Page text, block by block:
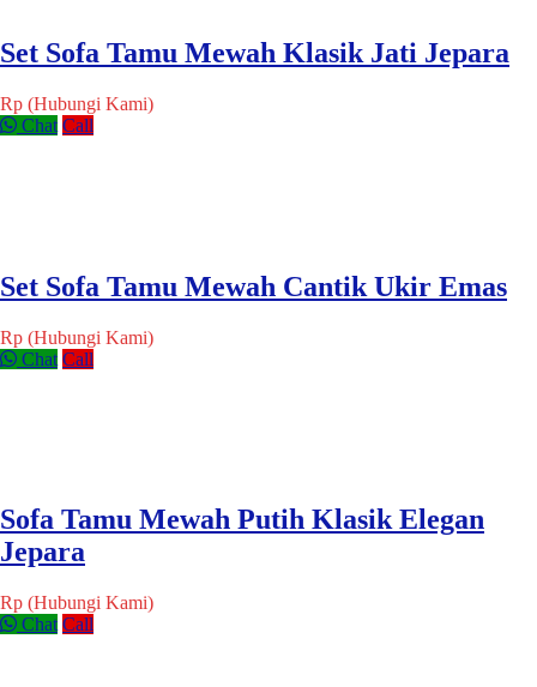
Set Sofa Tamu Mewah Klasik Jati Jepara
Rp (Hubungi Kami)
Chat Call
Set Sofa Tamu Mewah Cantik Ukir Emas
Rp (Hubungi Kami)
Chat Call
Sofa Tamu Mewah Putih Klasik Elegan
Jepara
Rp (Hubungi Kami)
Chat Call